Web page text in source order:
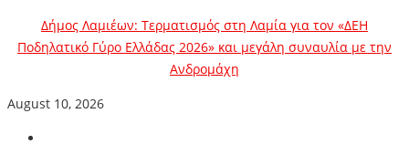
Δήμος Λαμιέων: Τερματισμός στη Λαμία για τον «ΔΕΗ
Ποδηλατικό Γύρο Ελλάδας 2026» και μεγάλη συναυλία με την
Ανδρομάχη
August 10, 2026